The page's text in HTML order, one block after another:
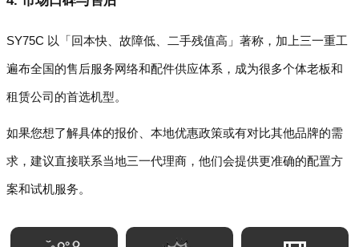
SY75C 以「回本快、故障低、二手残值高」著称，加上三一重工
遍布全国的售后服务网络和配件供应体系，成为很多个体老板和
租赁公司的首选机型。
如果您想了解具体的报价、本地优惠政策或有对比其他品牌的需
求，建议直接联系当地三一代理商，他们会提供更准确的配置方
案和试机服务。